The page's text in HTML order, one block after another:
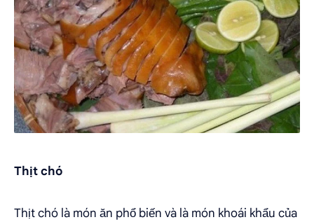
Thịt chó
Thịt chó là món ăn phổ biến và là món khoái khẩu của